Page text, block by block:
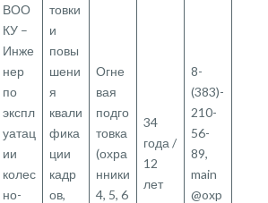
ВОО
КУ –
Инже
нер
по
экспл
уатац
ии
колес
но-
товки
и
повы
шени
я
квали
фика
ции
кадр
ов,
Огне
вая
подго
товка
(охра
нники
4, 5, 6
34
года /
12
лет
8-
(383)-
210-
56-
89,
main
@oxp